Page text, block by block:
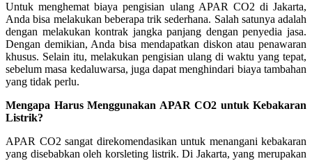
Untuk menghemat biaya pengisian ulang APAR CO2 di Jakarta,
Anda bisa melakukan beberapa trik sederhana. Salah satunya adalah
dengan melakukan kontrak jangka panjang dengan penyedia jasa.
Dengan demikian, Anda bisa mendapatkan diskon atau penawaran
khusus. Selain itu, melakukan pengisian ulang di waktu yang tepat,
sebelum masa kedaluwarsa, juga dapat menghindari biaya tambahan
yang tidak perlu.
Mengapa Harus Menggunakan APAR CO2 untuk Kebakaran
Listrik?
APAR CO2 sangat direkomendasikan untuk menangani kebakaran
yang disebabkan oleh korsleting listrik. Di Jakarta, yang merupakan